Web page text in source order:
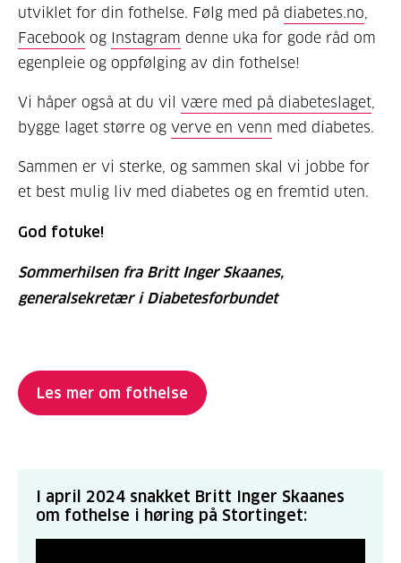
utviklet for din fothelse. Følg med på diabetes.no
Facebook og Instagram denne uka for gode råd om
egenpleie og oppfølging av din fothelse!
Vi håper også at du vil være med på diabeteslaget
bygge laget større og verve en venn med diabetes.
Sammen er vi sterke, og sammen skal vi jobbe for
et best mulig liv med diabetes og en fremtid uten.
God fotuke!
Sommerhilsen fra Britt Inger Skaanes,
generalsekretær i Diabetesforbundet
Les mer om fothelse
I april 2024 snakket Britt Inger Skaanes
om fothelse i høring på Stortinget: